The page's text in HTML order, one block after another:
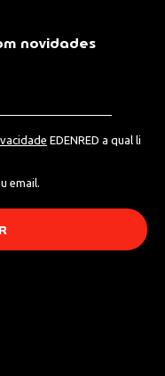
novidades
EDENRED a qual li
email.